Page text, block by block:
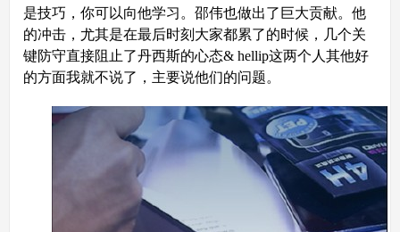
是技巧，你可以向他学习。邵伟也做出了巨大贡献。他
的冲击，尤其是在最后时刻大家都累了的时候，几个关
键防守直接阻止了丹西斯的心态& hellip这两个人其他好
的方面我就不说了，主要说他们的问题。